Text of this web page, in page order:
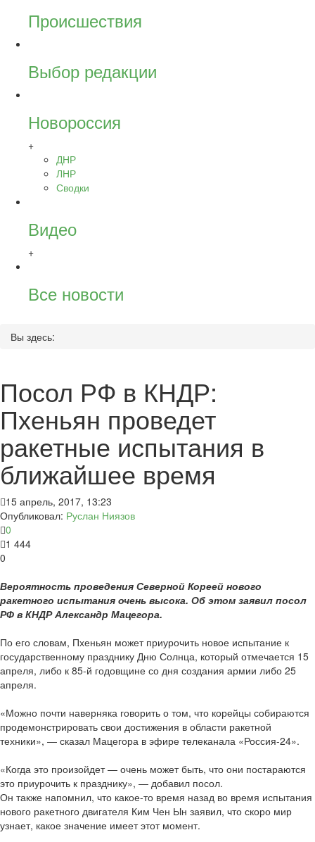
Происшествия
Выбор редакции
Новороссия
+
ДНР
ЛНР
Сводки
Видео
+
Все новости
Вы здесь:
Посол РФ в КНДР:
Пхеньян проведет
ракетные испытания в
ближайшее время
15 апрель, 2017, 13:23
Опубликовал: Руслан Ниязов
0
1 444
0
Вероятность проведения Северной Кореей нового
ракетного испытания очень высока. Об этом заявил посол
РФ в КНДР Александр Мацегора.
По его словам, Пхеньян может приурочить новое испытание к
государственному празднику Дню Солнца, который отмечается 15
апреля, либо к 85-й годовщине со дня создания армии либо 25
апреля.
«Можно почти наверняка говорить о том, что корейцы собираются
продемонстрировать свои достижения в области ракетной
техники», — сказал Мацегора в эфире телеканала «Россия-24».
«Когда это произойдет — очень может быть, что они постараются
это приурочить к празднику», — добавил посол.
Он также напомнил, что какое-то время назад во время испытания
нового ракетного двигателя Ким Чен Ын заявил, что скоро мир
узнает, какое значение имеет этот момент.